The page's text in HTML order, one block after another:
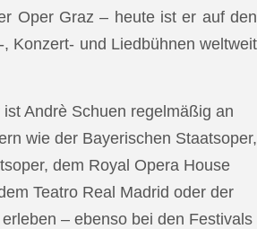
Oper Graz – heute ist er auf den
Konzert- und Liedbühnen weltweit
Andrè Schuen regelmäßig an
wie der Bayerischen Staatsoper,
dem Royal Opera House
Teatro Real Madrid oder der
– ebenso bei den Festivals